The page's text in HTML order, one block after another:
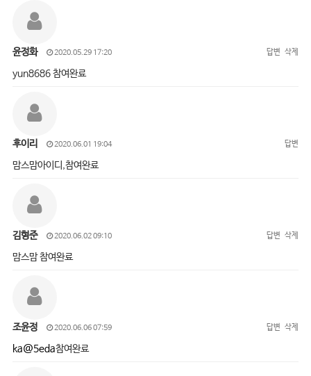
윤정화 2020.05.29 17:20 답변 삭제
yun8686 참여완료
후이리 2020.06.01 19:04 답변
맘스맘아이디,참여완료
김형준 2020.06.02 09:10 답변 삭제
맘스맘 참여완료
조윤정 2020.06.06 07:59 답변 삭제
ka@5eda참여완료